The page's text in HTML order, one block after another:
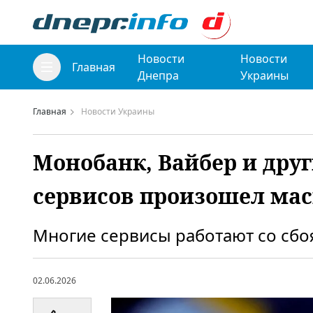
Главная
Новости
Днепра
Новости
Украины
Главная Новости Украины
Монобанк, Вайбер и
сервисов произошел
Многие сервисы работают со
02.06.2026